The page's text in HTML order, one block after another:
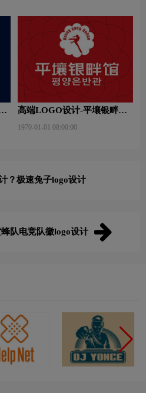
高端LOGO设计-平壤银畔馆
1970-01-01 08:00:00
？极速兔子logo设计
队电竞队徽logo设计